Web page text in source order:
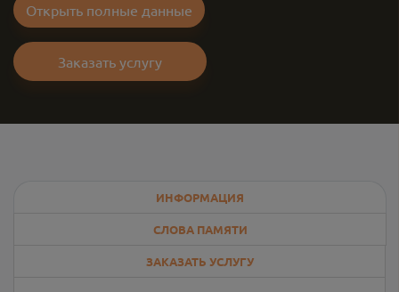
Открыть полные данные
Заказать услугу
ИНФОРМАЦИЯ
СЛОВА ПАМЯТИ
ЗАКАЗАТЬ УСЛУГУ